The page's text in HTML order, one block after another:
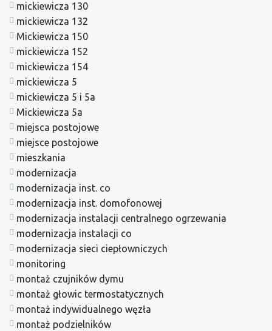
mickiewicza 130
mickiewicza 132
Mickiewicza 150
mickiewicza 152
mickiewicza 154
mickiewicza 5
mickiewicza 5 i 5a
Mickiewicza 5a
miejsca postojowe
miejsce postojowe
mieszkania
modernizacja
modernizacja inst. co
modernizacja inst. domofonowej
modernizacja instalacji centralnego ogrzewania
modernizacja instalacji co
modernizacja sieci ciepłowniczych
monitoring
montaż czujników dymu
montaż głowic termostatycznych
montaż indywidualnego węzła
montaż podzielników